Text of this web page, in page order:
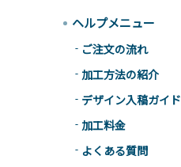
ヘルプメニュー
ご注文の流れ
加工方法の紹介
デザイン入稿ガイド
加工料金
よくある質問